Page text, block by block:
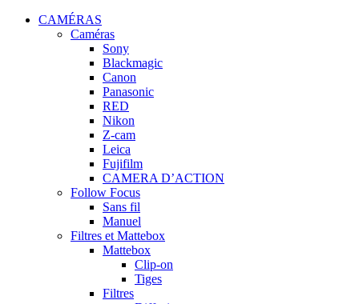
CAMÉRAS
Caméras
Sony
Blackmagic
Canon
Panasonic
RED
Nikon
Z-cam
Leica
Fujifilm
CAMERA D’ACTION
Follow Focus
Sans fil
Manuel
Filtres et Mattebox
Mattebox
Clip-on
Tiges
Filtres